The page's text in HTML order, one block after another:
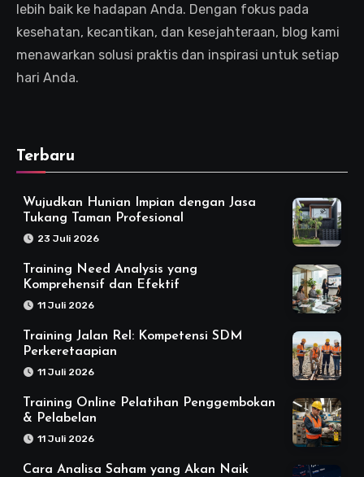
lebih baik ke hadapan Anda. Dengan fokus pada
kesehatan, kecantikan, dan kesejahteraan, blog kami
menawarkan solusi praktis dan inspirasi untuk setiap
hari Anda.
Terbaru
Wujudkan Hunian Impian dengan Jasa
Tukang Taman Profesional
23 Juli 2026
Training Need Analysis yang
Komprehensif dan Efektif
11 Juli 2026
Training Jalan Rel: Kompetensi SDM
Perkeretaapian
11 Juli 2026
Training Online Pelatihan Penggembokan
& Pelabelan
11 Juli 2026
Cara Analisa Saham yang Akan Naik